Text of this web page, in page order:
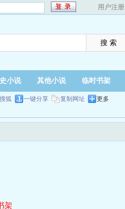
用户注册
小说 其他小说 临时书架
狐 一键分享 复制网址 更多
架